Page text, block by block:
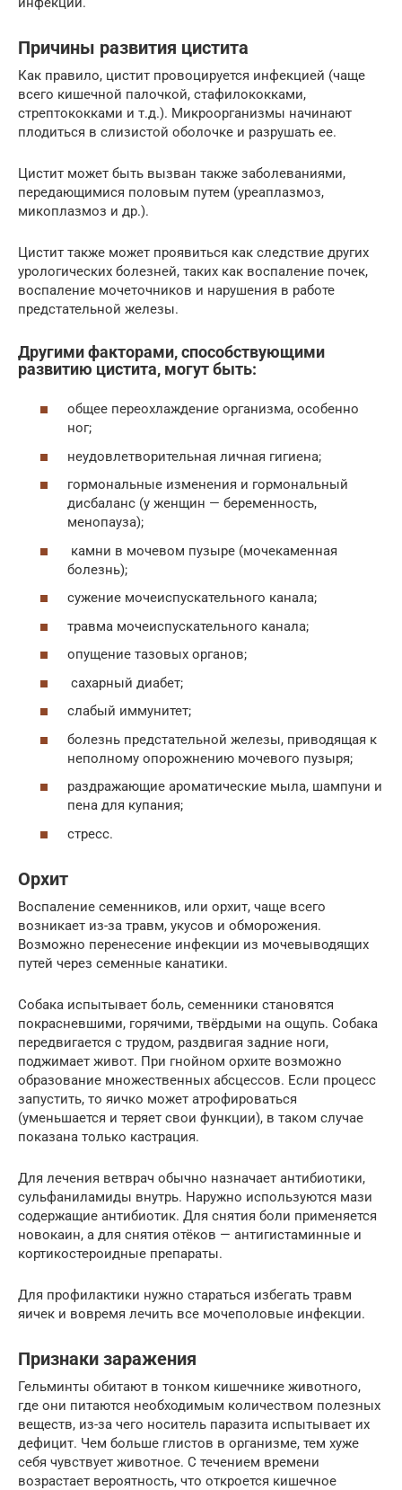
Причины развития цистита
Как правило, цистит провоцируется инфекцией (чаще
всего кишечной палочкой, стафилококками,
стрептококками и т.д.). Микроорганизмы начинают
плодиться в слизистой оболочке и разрушать ее.
Цистит может быть вызван также заболеваниями,
передающимися половым путем (уреаплазмоз,
микоплазмоз и др.).
Цистит также может проявиться как следствие других
урологических болезней, таких как воспаление почек,
воспаление мочеточников и нарушения в работе
предстательной железы.
Другими факторами, способствующими
развитию цистита, могут быть:
общее переохлаждение организма, особенно
ног;
неудовлетворительная личная гигиена;
гормональные изменения и гормональный
дисбаланс (у женщин — беременность,
менопауза);
камни в мочевом пузыре (мочекаменная
болезнь);
сужение мочеиспускательного канала;
травма мочеиспускательного канала;
опущение тазовых органов;
сахарный диабет;
слабый иммунитет;
болезнь предстательной железы, приводящая к
неполному опорожнению мочевого пузыря;
раздражающие ароматические мыла, шампуни и
пена для купания;
стресс.
Орхит
Воспаление семенников, или орхит, чаще всего
возникает из-за травм, укусов и обморожения.
Возможно перенесение инфекции из мочевыводящих
путей через семенные канатики.
Собака испытывает боль, семенники становятся
покрасневшими, горячими, твёрдыми на ощупь. Собака
передвигается с трудом, раздвигая задние ноги,
поджимает живот. При гнойном орхите возможно
образование множественных абсцессов. Если процесс
запустить, то яичко может атрофироваться
(уменьшается и теряет свои функции), в таком случае
показана только кастрация.
Для лечения ветврач обычно назначает антибиотики,
сульфаниламиды внутрь. Наружно используются мази
содержащие антибиотик. Для снятия боли применяется
новокаин, а для снятия отёков — антигистаминные и
кортикостероидные препараты.
Для профилактики нужно стараться избегать травм
яичек и вовремя лечить все мочеполовые инфекции.
Признаки заражения
Гельминты обитают в тонком кишечнике животного,
где они питаются необходимым количеством полезных
веществ, из-за чего носитель паразита испытывает их
дефицит. Чем больше глистов в организме, тем хуже
себя чувствует животное. С течением времени
возрастает вероятность, что откроется кишечное